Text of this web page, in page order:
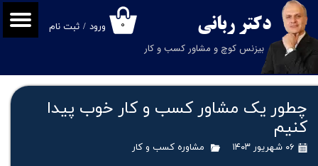
دکتر ربانی ۰
بیزنس کوچ و مشاور کسب و کار
ورود / ثبت نام
حساب کاربری من
تغییر گذر واژه
خروج از حساب کاربری
چطور یک مشاور کسب و کار خوب پیدا
کنیم
۰۶ شهریور ۱۴۰۳ مشاوره کسب و کار